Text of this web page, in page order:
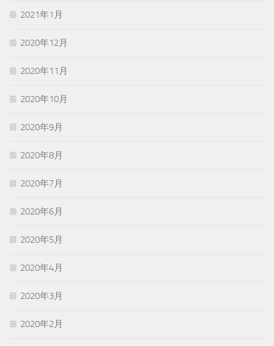
2021年1月
2020年12月
2020年11月
2020年10月
2020年9月
2020年8月
2020年7月
2020年6月
2020年5月
2020年4月
2020年3月
2020年2月